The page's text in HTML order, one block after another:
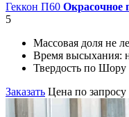
Геккон П60 Окрасочное
5
Массовая доля не
Время высыхания:
Твердость по
Заказать Цена по запросу